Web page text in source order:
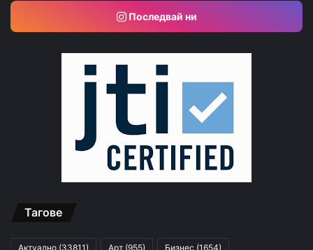
Последвай ни
Тагове
Актуално (33811) Арт (955) Бизнес (1654)